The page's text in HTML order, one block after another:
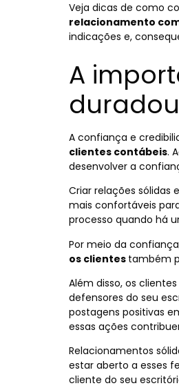
Veja dicas de como
relacionamento
indicações e,
A
A confiança e
clientes contábeis.
desenvolver a
Criar relações sólidas
mais confortáveis
processo quando há
Por meio da
os clientes também
Além disso, os
defensores do seu
postagens positivas
essas ações
Relacionamentos
estar aberto a esses
cliente do seu